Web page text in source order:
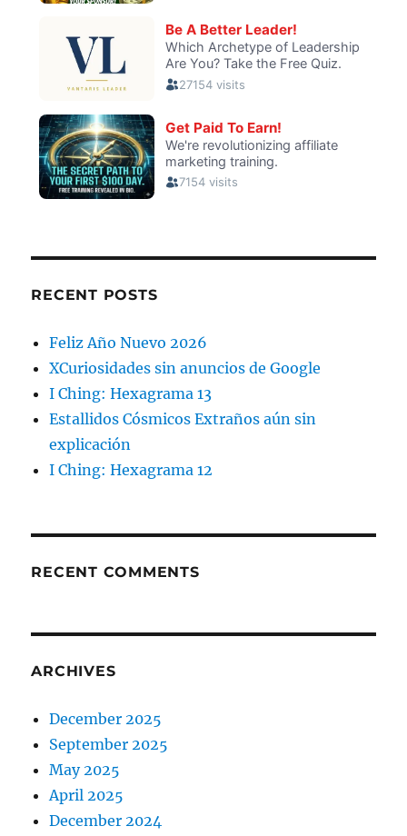
RECENT POSTS
Feliz Año Nuevo 2026
XCuriosidades sin anuncios de Google
I Ching: Hexagrama 13
Estallidos Cósmicos Extraños aún sin
explicación
I Ching: Hexagrama 12
RECENT COMMENTS
ARCHIVES
December 2025
September 2025
May 2025
April 2025
December 2024